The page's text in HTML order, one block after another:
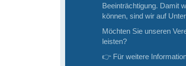
Beeinträchtigung. Damit
können, sind wir auf
Möchten Sie unseren
leisten?
👉 Für weitere